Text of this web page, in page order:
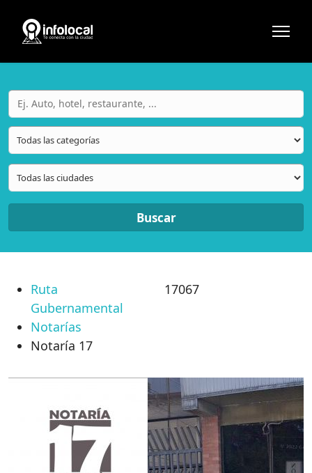
Buscar
Ruta
Gubernamental
Notarías
Notaría 17
17067